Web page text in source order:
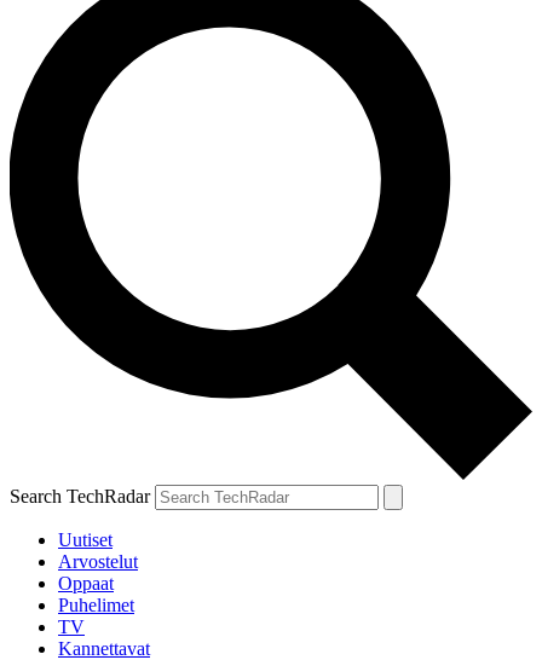
Search TechRadar
Uutiset
Arvostelut
Oppaat
Puhelimet
TV
Kannettavat